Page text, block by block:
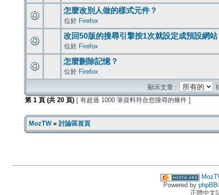
怎麼改別人做的樣式元件？
位於 Firefox
改回50版的搜尋引擎按1次就設定成預設網站
位於 Firefox
怎麼刪除記憶？
位於 Firefox
顯示文章 :
第 1 頁 (共 20 頁) [ 有超過 1000 筆資料符合您搜尋的條件 ]
MozTW» 討論區首頁
Powered by phpBB
正體中文